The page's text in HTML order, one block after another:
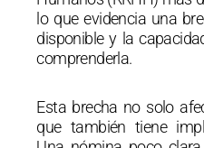
lo que evidencia una
disponible y la
comprenderla.
Esta brecha no solo
que también tiene